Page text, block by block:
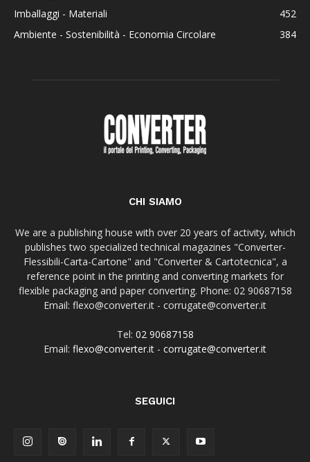
Imballaggi - Materiali
452
Ambiente - Sostenibilità - Economia Circolare
384
CHI SIAMO
We are a publishing house with over 20 years of activity, which
publishes two specialized technical magazines "Converter-
Flessibili-Carta-Cartone" and "Converter & Cartotecnica", a
reference point in the printing and converting markets for
flexible packaging and paper converting. Phone: 02 90687158
Email: flexo@converter.it - corrugate@converter.it
Tel: 02 90687158
Email: flexo@converter.it - corrugate@converter.it
SEGUICI